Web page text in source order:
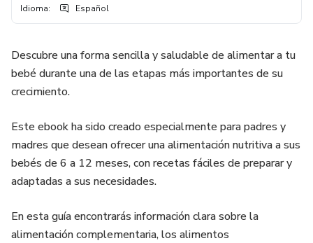
Idioma: Español
Descubre una forma sencilla y saludable de alimentar a tu
bebé durante una de las etapas más importantes de su
crecimiento.
Este ebook ha sido creado especialmente para padres y
madres que desean ofrecer una alimentación nutritiva a sus
bebés de 6 a 12 meses, con recetas fáciles de preparar y
adaptadas a sus necesidades.
En esta guía encontrarás información clara sobre la
alimentación complementaria, los alimentos